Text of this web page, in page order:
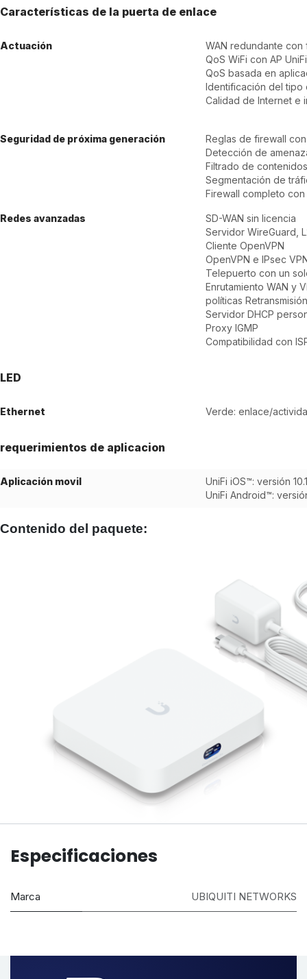
Características de la puerta de enlace
Actuación
WAN redundante
QoS WiFi con AP UniFi
QoS basada en
Identificación del tipo
Calidad de Internet e
Seguridad de próxima generación
Reglas de firewall
Detección de
Filtrado de
Segmentación de
Firewall completo
Redes avanzadas
SD-WAN sin licencia
Servidor WireGuard,
Cliente OpenVPN
OpenVPN e IPsec
Telepuerto con un
Enrutamiento WAN y
políticas
Servidor DHCP
Proxy IGMP
Compatibilidad con
LED
Ethernet Verde: enlace/
requerimientos de aplicacion
Aplicación movil
UniFi iOS™: versión
UniFi Android™:
Contenido del paquete:
Especificaciones
Marca UBIQUITI NETWORKS